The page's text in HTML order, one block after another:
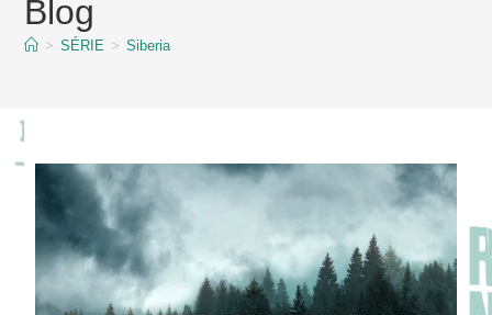
contentBlog
> SÉRIE > Siberia